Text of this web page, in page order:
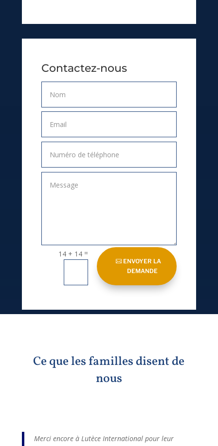
Contactez-nous
14 + 14 =
ENVOYER LA
DEMANDE
Ce que les familles disent de
nous
Merci encore à Lutèce International pour leur